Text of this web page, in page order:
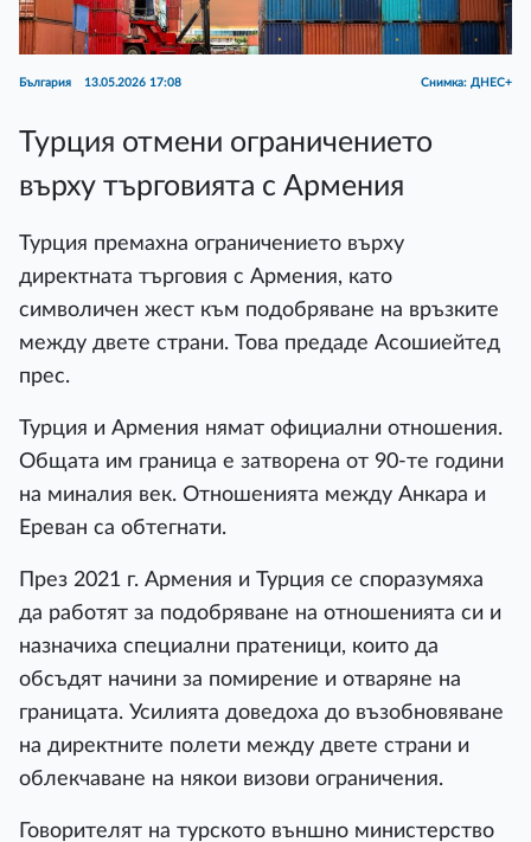
България 13.05.2026 17:08 Снимка: ДНЕС+
Турция отмени ограничението
върху търговията с Армения
Турция премахна ограничението върху
директната търговия с Армения, като
символичен жест към подобряване на връзките
между двете страни. Това предаде Асошиейтед
прес.
Турция и Армения нямат официални отношения.
Общата им граница е затворена от 90-те години
на миналия век. Отношенията между Анкара и
Ереван са обтегнати.
През 2021 г. Армения и Турция се споразумяха
да работят за подобряване на отношенията си и
назначиха специални пратеници, които да
обсъдят начини за помирение и отваряне на
границата. Усилията доведоха до възобновяване
на директните полети между двете страни и
облекчаване на някои визови ограничения.
Говорителят на турското външно министерство